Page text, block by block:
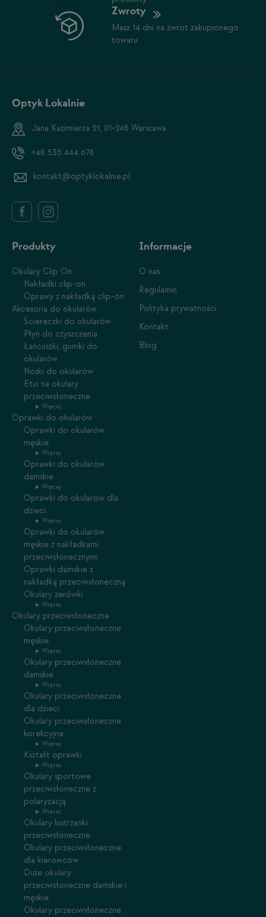
Zwroty
Masz 14 dni na zwrot zakupionego
towaru
Optyk Lokalnie
Jana Kazimierza 21, 01-248 Warszawa
+48 535 444 678
kontakt@optyklokalnie.pl
Produkty
Okulary Clip On
Nakładki clip-on
Oprawy z nakładką clip-on
Akcesoria do okularów
Ściereczki do okularów
Płyn do czyszczenia
Łańcuszki, gumki do
okularów
Noski do okularów
Etui na okulary
przeciwsłoneczne
Więcej
Oprawki do okularów
Oprawki do okularów
męskie
Więcej
Oprawki do okularów
damskie
Więcej
Oprawki do okularów dla
dzieci
Więcej
Oprawki do okularów
męskie z nakładkami
przeciwsłonecznymi
Oprawki damskie z
nakładką przeciwsłoneczną
Okulary zerówki
Więcej
Okulary przeciwsłoneczne
Okulary przeciwsłoneczne
męskie
Więcej
Okulary przeciwsłoneczne
damskie
Więcej
Okulary przeciwsłoneczne
dla dzieci
Okulary przeciwsłoneczne
korekcyjne
Więcej
Kształt oprawki
Więcej
Okulary sportowe
przeciwsłoneczne z
polaryzacją
Więcej
Okulary lustrzanki
przeciwsłoneczne
Okulary przeciwsłoneczne
dla kierowców
Duże okulary
przeciwsłoneczne damskie i
męskie
Okulary przeciwsłoneczne
Informacje
O nas
Regulamin
Polityka prywatności
Kontakt
Blog